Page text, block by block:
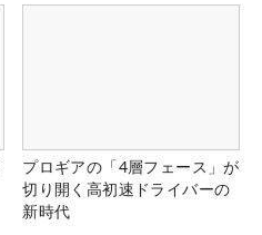
プロギアの「4層フェース」が
切り開く高初速ドライバーの
新時代